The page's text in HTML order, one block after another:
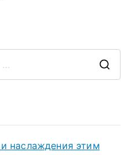
наслаждения этим